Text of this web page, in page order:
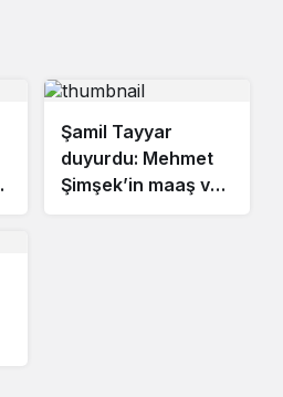
Şamil Tayyar
duyurdu: Mehmet
Şimşek’in maaş ve